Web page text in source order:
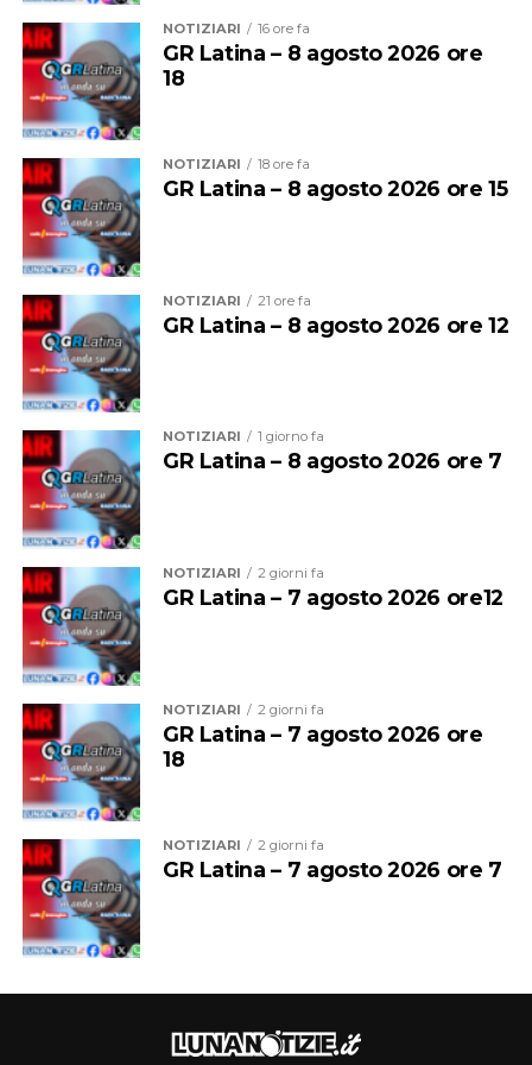
Nazionale, torna ora a lavorare quotidianamente con i
ragazzi, mettendo a disposizione il patrimonio di
competenze maturato in questi anni.
Nel 2025 Alessandro ha inoltre conseguito la
federale di Allenatore, che gli consente di guidare
formazioni d’Eccellenza e squadre senior fino alla Serie
B Nazionale, un ulteriore tassello nel suo percorso di
Una crescita costante che oggi la società sceglie di
mettere nuovamente al servizio del proprio settore
giovanile, con la convinzione che investire nelle persone
significhi investire nel futuro del club.
NOTIZIARI 16 ore fa
GR Latina – 8 agosto 2026 ore
18
NOTIZIARI 18 ore fa
GR Latina – 8 agosto 2026 ore 15
NOTIZIARI 21 ore fa
GR Latina – 8 agosto 2026 ore 12
NOTIZIARI 1 giorno fa
GR Latina – 8 agosto 2026 ore 7
NOTIZIARI 2 giorni fa
GR Latina – 7 agosto 2026 ore12
NOTIZIARI 2 giorni fa
GR Latina – 7 agosto 2026 ore
18
NOTIZIARI 2 giorni fa
GR Latina – 7 agosto 2026 ore 7